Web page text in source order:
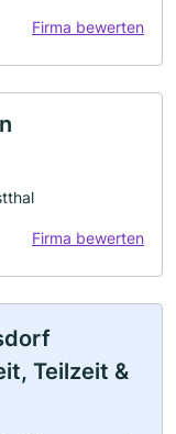
Firma bewerten
Firma bewerten
Teilzeit &